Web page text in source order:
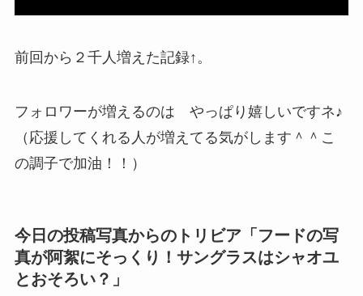
前回から２千人増えた記録↑。
フォロワーが増えるのは やっぱり嬉しいですネ♪
（応援してくれる人が増えてる気がします＾＾こ
の調子で加油！！）
今日の投稿写真からのトリビア「フードの写
真が阿絮にそっくり！サングラスはシャオユ
とおそろい？」